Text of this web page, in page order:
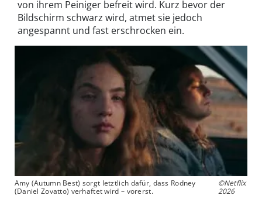
von ihrem Peiniger befreit wird. Kurz bevor der
Bildschirm schwarz wird, atmet sie jedoch
angespannt und fast erschrocken ein.
Amy (Autumn Best) sorgt letztlich dafür, dass Rodney
(Daniel Zovatto) verhaftet wird – vorerst.
©Netflix
2026